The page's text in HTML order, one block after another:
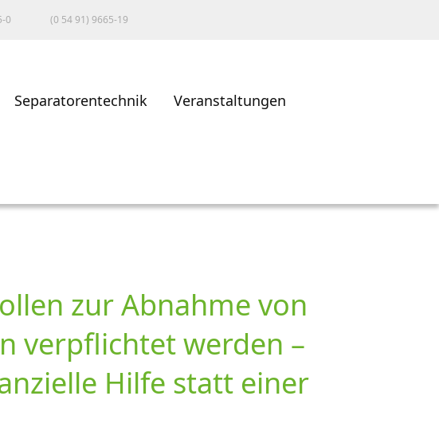
0 (0 54 91) 9665-19
Separatorentechnik Veranstaltungen
zur Abnahme von
verpflichtet werden –
Hilfe statt einer